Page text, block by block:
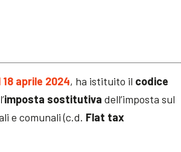
aprile 2024, ha istituito il codice
imposta sostitutiva dell’imposta sul
e comunali (c.d. Flat tax